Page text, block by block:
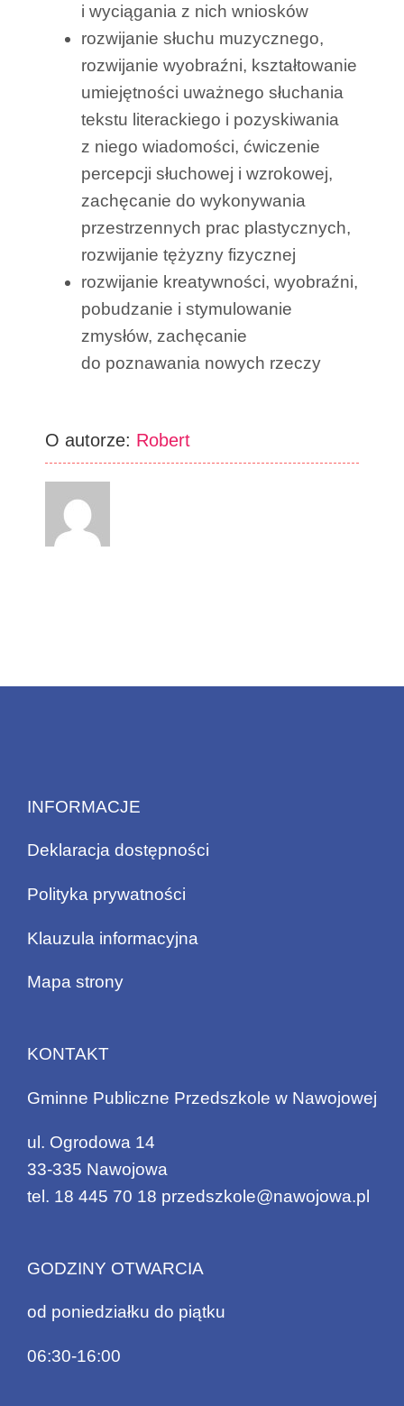
i wyciągania z nich wniosków
rozwijanie słuchu muzycznego,
rozwijanie wyobraźni, kształtowanie
umiejętności uważnego słuchania
tekstu literackiego i pozyskiwania
z niego wiadomości, ćwiczenie
percepcji słuchowej i wzrokowej,
zachęcanie do wykonywania
przestrzennych prac plastycznych,
rozwijanie tężyzny fizycznej
rozwijanie kreatywności, wyobraźni,
pobudzanie i stymulowanie
zmysłów, zachęcanie
do poznawania nowych rzeczy
O autorze: Robert
INFORMACJE
Deklaracja dostępności
Polityka prywatności
Klauzula informacyjna
Mapa strony
KONTAKT
Gminne Publiczne Przedszkole w Nawojowej
ul. Ogrodowa 14
33-335 Nawojowa
tel. 18 445 70 18 przedszkole@nawojowa.pl
GODZINY OTWARCIA
od poniedziałku do piątku
06:30-16:00